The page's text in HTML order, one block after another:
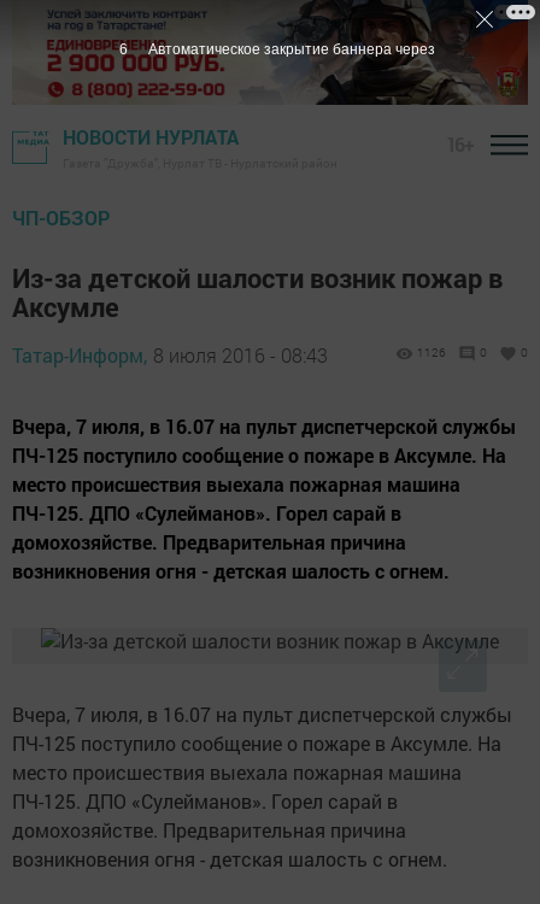
НОВОСТИ НУРЛАТА
ЧП-ОБЗОР
Из-за детской шалости возник пожар в
Аксумле
Татар-Информ, 8 июля 2016 - 08:43 1126 0 0
Вчера, 7 июля, в 16.07 на пульт диспетчерской службы
ПЧ-125 поступило сообщение о пожаре в Аксумле. На
место происшествия выехала пожарная машина
ПЧ-125. ДПО «Сулейманов». Горел сарай в
домохозяйстве. Предварительная причина
возникновения огня - детская шалость с огнем.
Вчера, 7 июля, в 16.07 на пульт диспетчерской службы
ПЧ-125 поступило сообщение о пожаре в Аксумле. На
место происшествия выехала пожарная машина
ПЧ-125. ДПО «Сулейманов». Горел сарай в
домохозяйстве. Предварительная причина
возникновения огня - детская шалость с огнем.
5 Автоматическое закрытие баннера через